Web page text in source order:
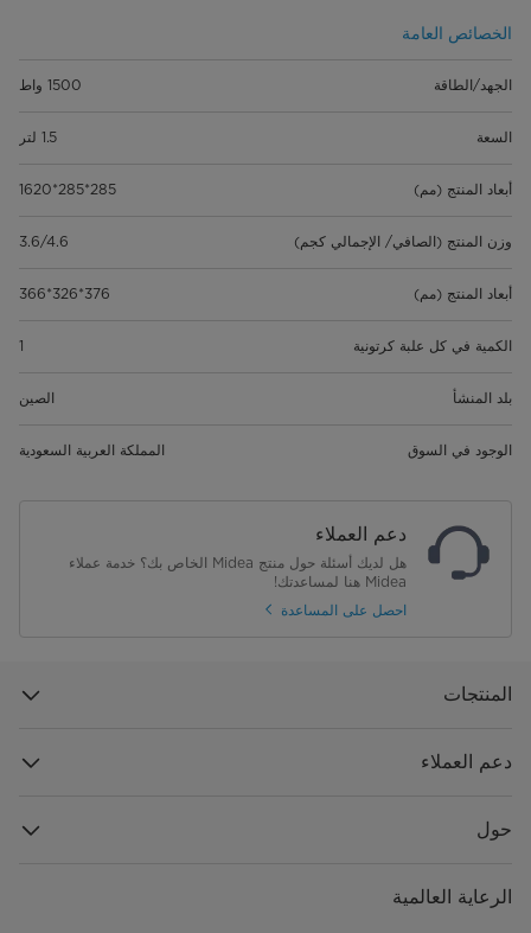
الخصائص العامة
الجهد/الطاقة 1500 واط
السعة 1.5 لتر
أبعاد المنتج (مم) 285*285*1620
وزن المنتج (الصافي/ الإجمالي كجم) 3.6/4.6
أبعاد المنتج (مم) 376*326*366
الكمية في كل علبة كرتونية 1
بلد المنشأ الصين
الوجود في السوق المملكة العربية السعودية
دعم العملاء
هل لديك أسئلة حول منتج Midea الخاص بك؟ خدمة عملاء
Midea هنا لمساعدتك!
احصل على المساعدة
المنتجات
دعم العملاء
حول
الرعاية العالمية